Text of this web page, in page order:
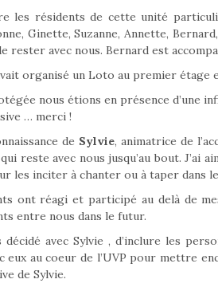
les résidents de cette unité
Ginette, Suzanne, Annette,
rester avec nous. Bernard est
organisé un Loto au premier étage
nous étions en présence d’une
… merci !
de Sylvie, animatrice de
reste avec nous jusqu’au bout. J’ai
les inciter à chanter ou à taper dans
ont réagi et participé au delà de
entre nous dans le futur.
décidé avec Sylvie , d’inclure les
eux au coeur de l’UVP pour mettre
de Sylvie.